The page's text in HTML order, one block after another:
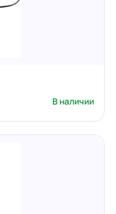
В наличии